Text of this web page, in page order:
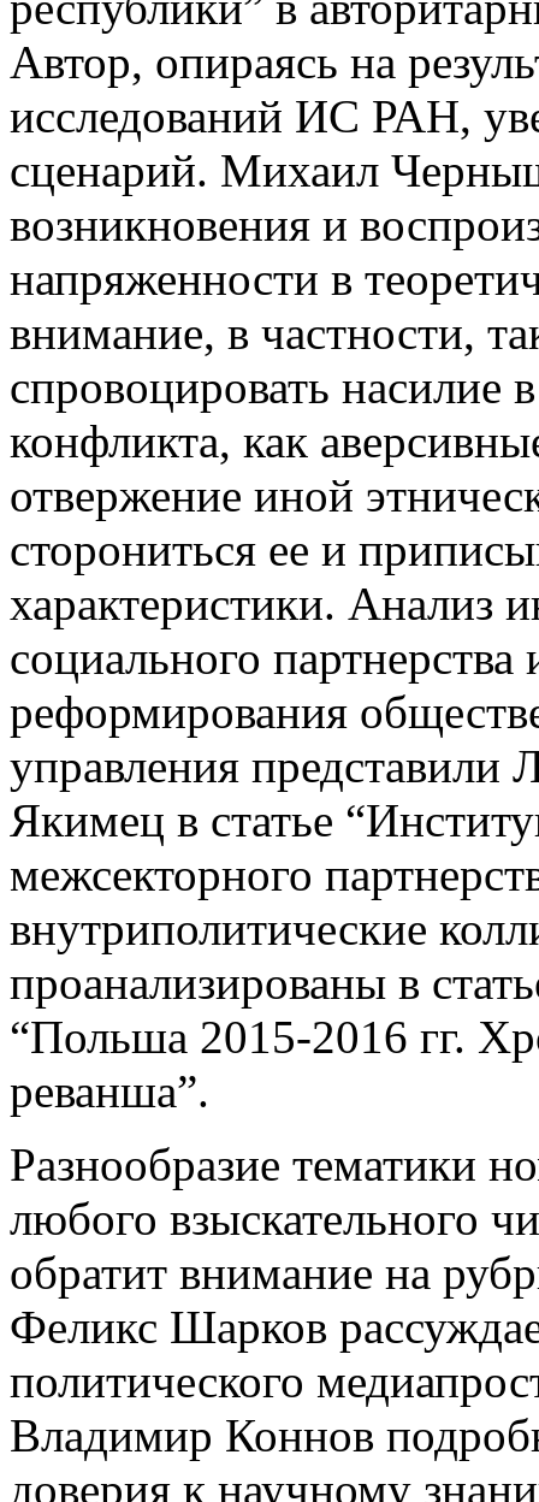
Автор, опираясь на
исследований ИС РАН,
сценарий. Михаил
возникновения и
напряженности в
внимание, в частности,
спровоцировать насилие
конфликта, как
отвержение иной
сторониться ее и
характеристики. Анализ
социального
реформирования
управления представили
Якимец в статье
межсекторного
внутриполитические
проанализированы в
“Польша 2015‑2016 гг.
реванша”.
Разнообразие тематики
любого взыскательного
обратит внимание на
Феликс Шарков
политического
Владимир Коннов
доверия к научному